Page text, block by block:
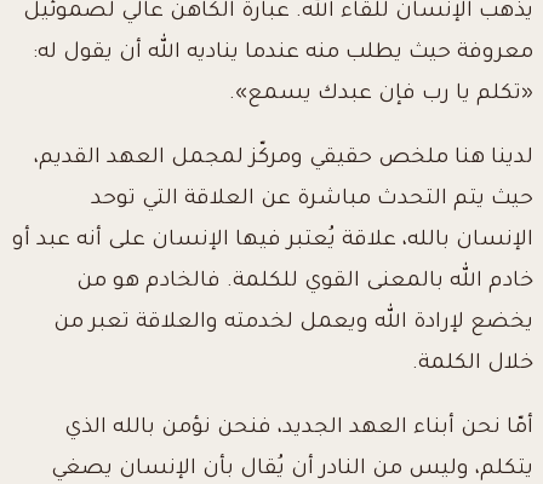
يذهب الإنسان للقاء الله. عبارة الكاهن عالي لصموئيل
معروفة حيث يطلب منه عندما يناديه الله أن يقول له:
«تكلم يا رب فإن عبدك يسمع».
لدينا هنا ملخص حقيقي ومركّز لمجمل العهد القديم،
حيث يتم التحدث مباشرة عن العلاقة التي توحد
الإنسان بالله، علاقة يُعتبر فيها الإنسان على أنه عبد أو
خادم الله بالمعنى القوي للكلمة. فالخادم هو من
يخضع لإرادة الله ويعمل لخدمته والعلاقة تعبر من
خلال الكلمة.
أمّا نحن أبناء العهد الجديد، فنحن نؤمن بالله الذي
يتكلم، وليس من النادر أن يُقال بأن الإنسان يصغي